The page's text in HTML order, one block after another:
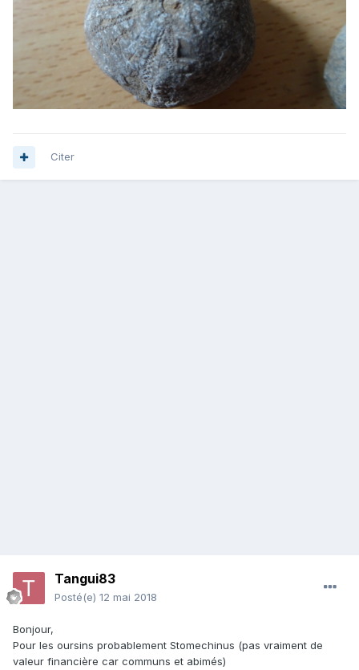
Citer
Tangui83
Posté(e) 12 mai 2018
Bonjour,
Pour les oursins probablement Stomechinus (pas vraiment de
valeur financière car communs et abimés)